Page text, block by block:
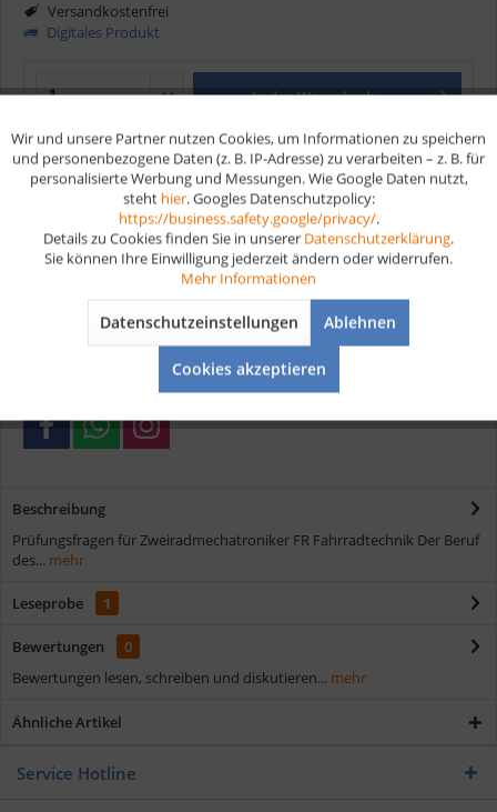
Versandkostenfrei
Digitales Produkt
In denWarenkorb
Merken
D311MC
Vorteile
Kostenloser Versand ab € 35,- Bestellwert
Verschiedene Zahlungsmöglichkeiten
Beschreibung
Prüfungsfragen für Zweiradmechatroniker FR Fahrradtechnik Der Beruf
des... mehr
Leseprobe 1
Bewertungen
0
Bewertungen lesen, schreiben und diskutieren... mehr
Ähnliche Artikel
Service Hotline
Funktionale Aktiv
Aktiv
Aktiv
Wir und unsere Partner nutzen Cookies, um Informationen zu speichern
und personenbezogene Daten (z. B. IP-Adresse) zu verarbeiten – z. B. für
personalisierte Werbung und Messungen. Wie Google Daten nutzt,
steht hier. Googles Datenschutzpolicy:
https://business.safety.google/privacy/.
Details zu Cookies finden Sie in unserer Datenschutzerklärung.
Sie können Ihre Einwilligung jederzeit ändern oder widerrufen.
Mehr Informationen
Datenschutzeinstellungen Ablehnen
Cookies akzeptieren